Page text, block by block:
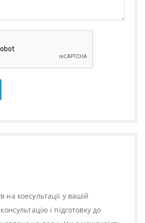
коесультації у вашій
і підготовку до